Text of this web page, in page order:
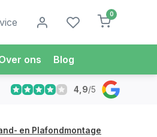
0
ons Blog
besteldMorgen in Huis*
4,9/5
en Plafondmontage